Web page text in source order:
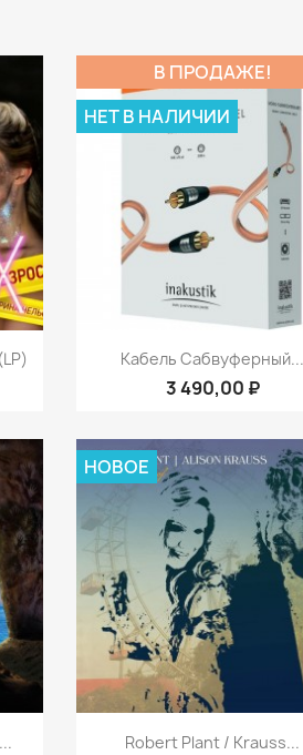
Быстрый просмотр
Кабель Сабвуферный...
3 490,00 ₽
В ПРОДАЖЕ!
НЕТ В НАЛИЧИИ
Быстрый просмотр
Robert Plant / Krauss...
НОВОЕ